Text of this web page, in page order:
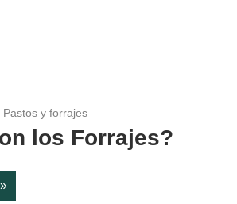
Pastos y forrajes
los Forrajes?